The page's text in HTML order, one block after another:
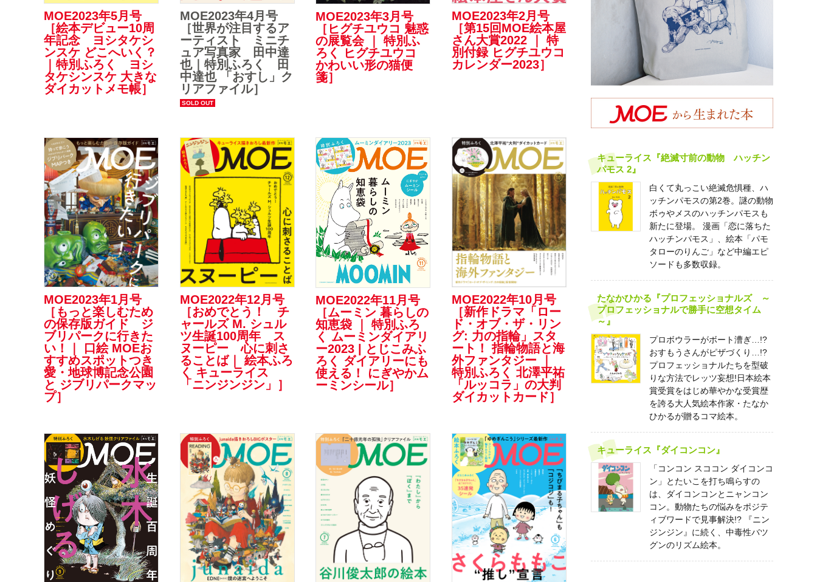
MOE2023年5月号
［絵本デビュー10周
年記念 ヨシタケシ
ンスケ どこへいく？
｜特別ふろく ヨシ
タケシンスケ 大きな
ダイカットメモ帳］
MOE2023年4月号
［世界が注目するア
ーティスト ミニチ
ュア写真家 田中達
也｜特別ふろく 田
中達也 「おすし」ク
リアファイル］
MOE2023年3月号
［ヒグチユウコ 魅惑
の展覧会 ｜ 特別ふ
ろく ヒグチユウコ
かわいい形の猫便
箋］
MOE2023年2月号
［第15回MOE絵本屋
さん大賞2022 ｜ 特
別付録 ヒグチユウコ
カレンダー2023］
MOE2023年1月号
［もっと楽しむため
の保存版ガイド ジ
ブリパークに行きた
い！｜ 口絵 MOEお
すすめスポットつき
愛・地球博記念公園
と ジブリパークマッ
プ］
MOE2022年12月号
［おめでとう！ チ
ャールズ M. シュル
ツ生誕100周年 ス
ヌーピー 心に刺さ
ることば｜ 絵本ふろ
く キューライス
「ニンジンジン」］
MOE2022年11月号
［ムーミン 暮らしの
知恵袋 ｜ 特別ふろ
く ムーミンダイアリ
ー2023 | とじこみふ
ろく ダイアリーにも
使える！ にぎやかム
ーミンシール］
MOE2022年10月号
［新作ドラマ「ロー
ド・オブ・ザ・リン
グ: 力の指輪」スタ
ート！ 指輪物語と海
外ファンタジー ｜
特別ふろく 北澤平祐
「ルッコラ」の大判
ダイカットカード］
キューライス『絶滅寸前の動物 ハッチン
パモス 2』
白くて丸っこい絶滅危惧種、ハ
ッチンパモスの第2巻。謎の動物
ボゥやメスのハッチンパモスも
新たに登場。 漫画「恋に落ちた
ハッチンパモス」、絵本「パモ
タローのりんご」など中編エピ
ソードも多数収録。
たなかひかる『プロフェッショナルズ ～
プロフェッショナルで勝手に空想タイム
～』
プロボウラーがボート漕ぎ…!?
おすもうさんがピザづくり…!?
プロフェッショナルたちを型破
りな方法でレッツ妄想!日本絵本
賞受賞をはじめ華やかな受賞歴
を誇る大人気絵本作家・たなか
ひかるが贈るコマ絵本。
キューライス『ダイコンコン』
「コンコン スココン ダイコンコ
ン」とたいこを打ち鳴らすの
は、ダイコンコンとニャンコン
コン。動物たちの悩みをポジテ
ィブワードで見事解決!? 『ニン
ジンジン』に続く、中毒性バツ
グンのリズム絵本。